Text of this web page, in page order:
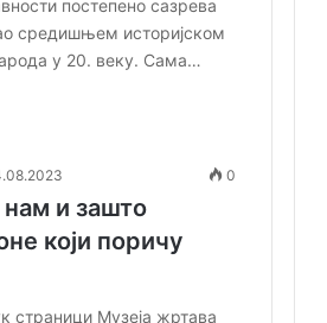
постепено сазрева
средишњем историјском
у 20. веку. Сама…
0
и зашто
који поричу
страници Музеја жртава